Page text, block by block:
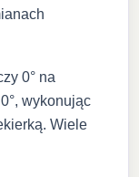
0° na
wykonując
Wiele